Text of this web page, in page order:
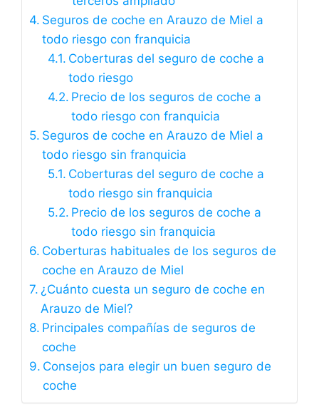
Seguros de coche en Arauzo de Miel a
todo riesgo con franquicia
Coberturas del seguro de coche a
todo riesgo
Precio de los seguros de coche a
todo riesgo con franquicia
Seguros de coche en Arauzo de Miel a
todo riesgo sin franquicia
Coberturas del seguro de coche a
todo riesgo sin franquicia
Precio de los seguros de coche a
todo riesgo sin franquicia
Coberturas habituales de los seguros de
coche en Arauzo de Miel
¿Cuánto cuesta un seguro de coche en
Arauzo de Miel?
Principales compañías de seguros de
coche
Consejos para elegir un buen seguro de
coche